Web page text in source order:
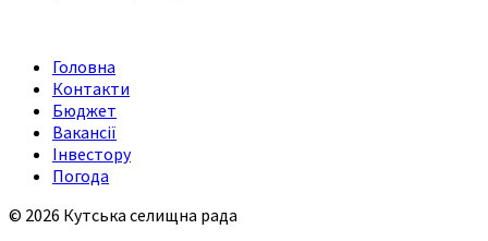
Головна
Контакти
Бюджет
Вакансії
Інвестору
Погода
© 2026 Кутська селищна рада